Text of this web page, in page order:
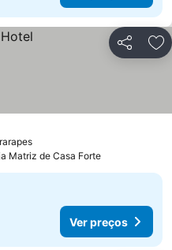
Partilhar
Matriz de Casa Forte
Ver preços